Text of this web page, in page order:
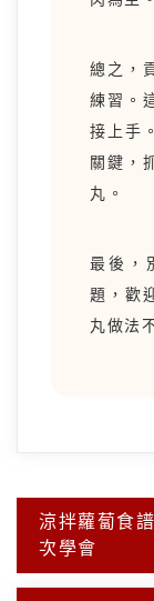
總之，
練習。
接上手
關鍵，
丸。
最後，
題，歡
丸做法
文
章
導
覽
涼拌蘿蔔食
次學會